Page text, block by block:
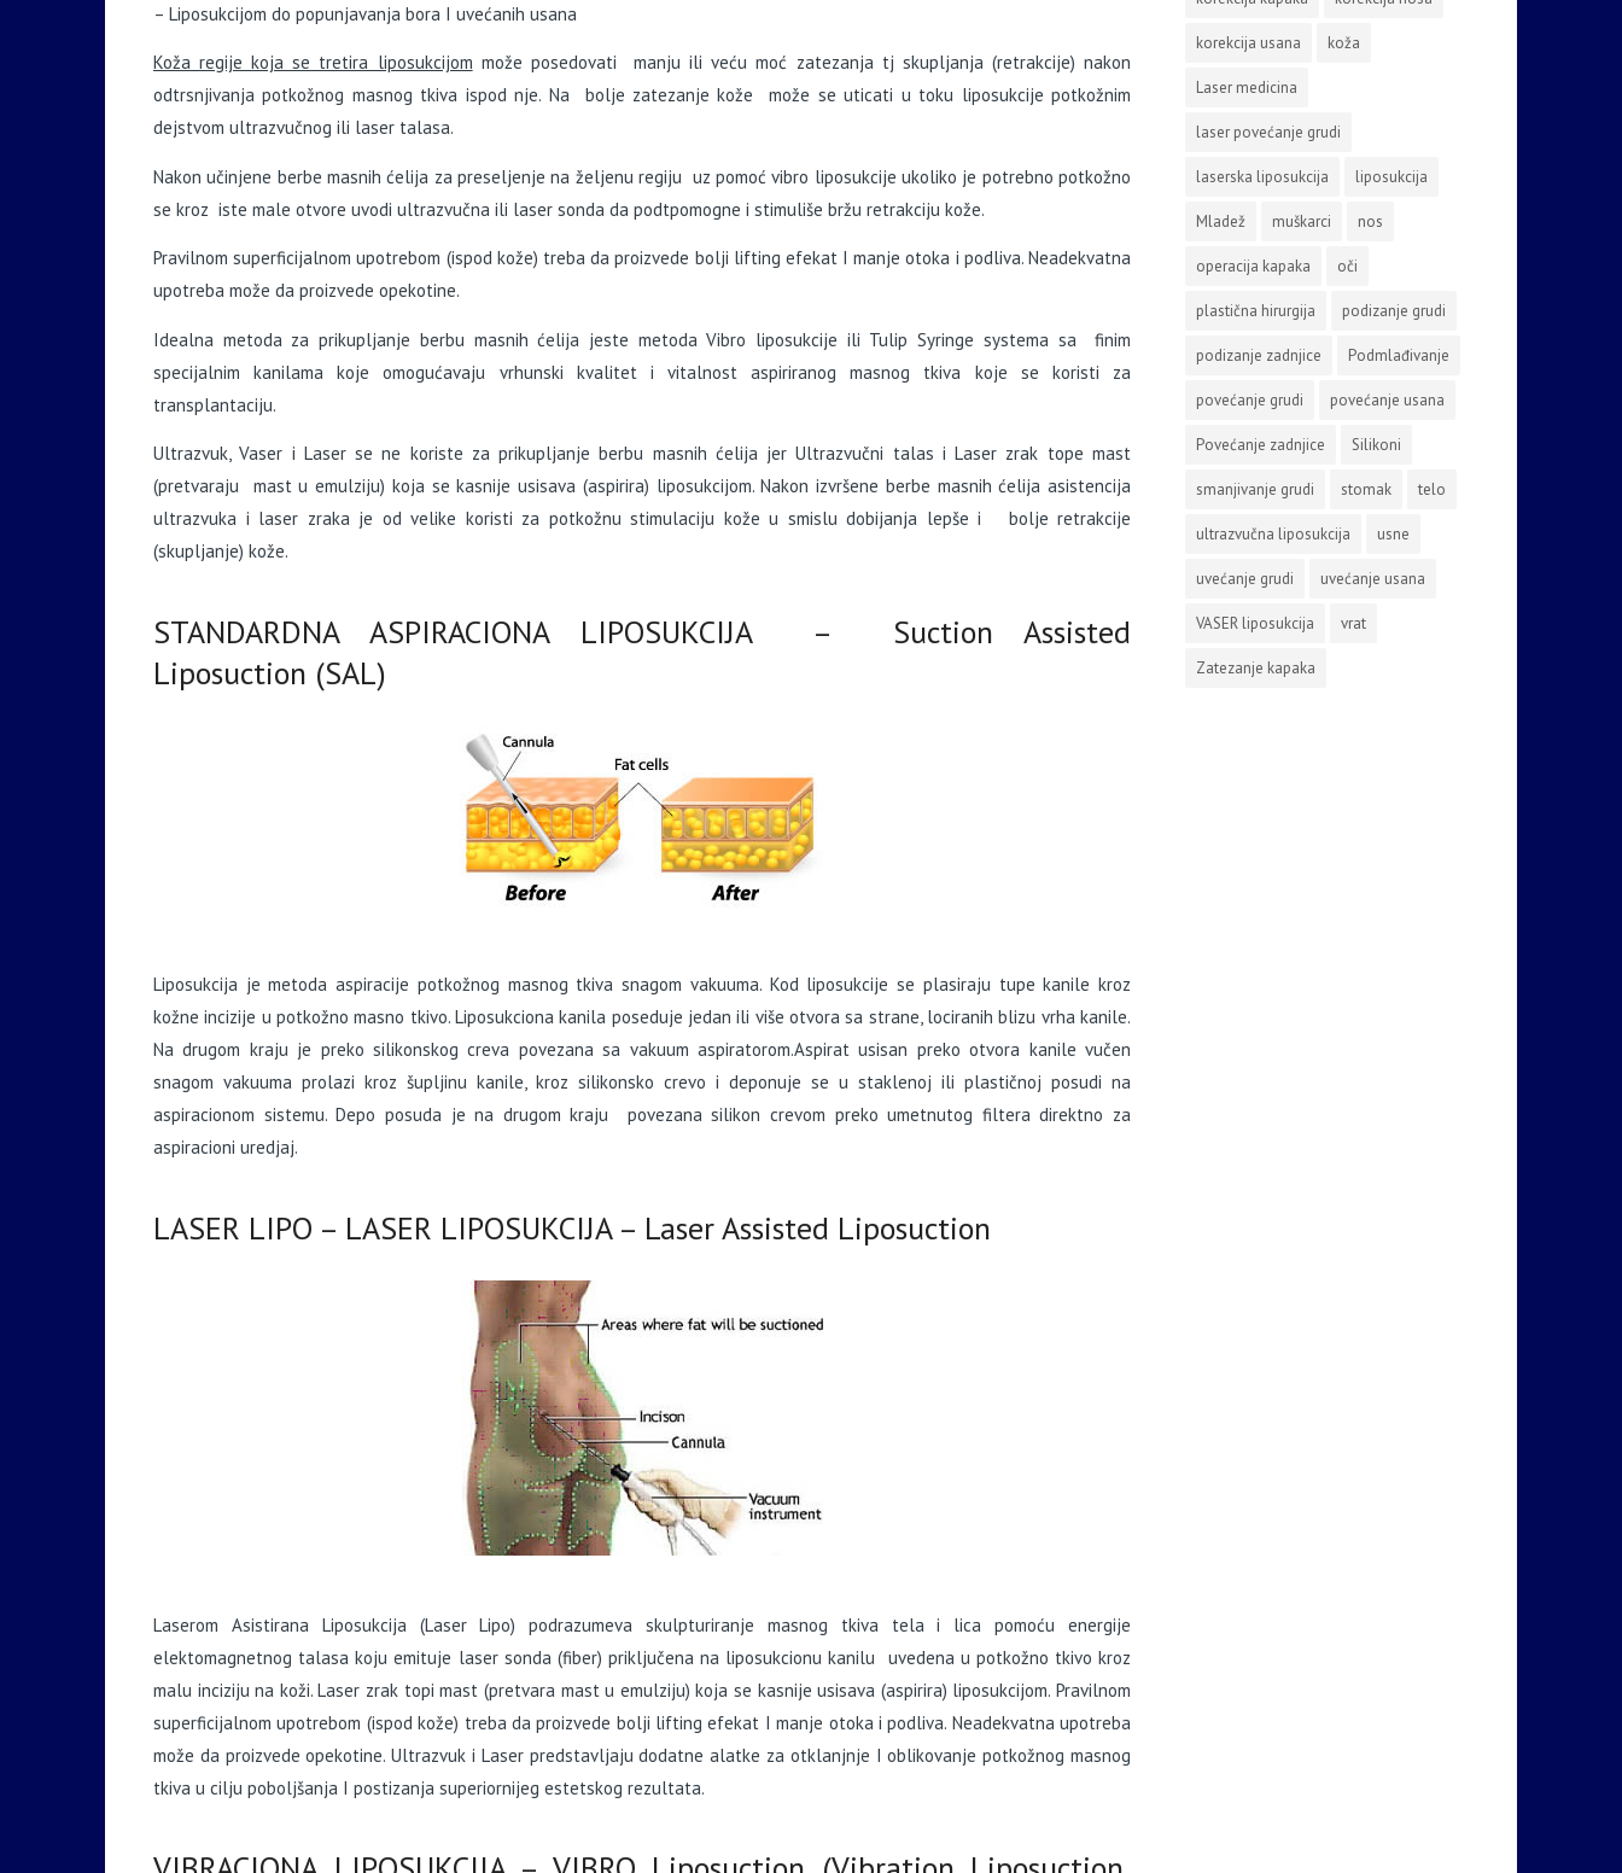
– Liposukcijom do popunjavanja bora I uvećanih usana
Koža regije koja se tretira liposukcijom može posedovati manju ili veću moć zatezanja tj skupljanja (retrakcije) nakon
odtrsnjivanja potkožnog masnog tkiva ispod nje. Na bolje zatezanje kože može se uticati u toku liposukcije potkožnim
dejstvom ultrazvučnog ili laser talasa.
Nakon učinjene berbe masnih ćelija za preseljenje na željenu regiju uz pomoć vibro liposukcije ukoliko je potrebno potkožno
se kroz iste male otvore uvodi ultrazvučna ili laser sonda da podtpomogne i stimuliše bržu retrakciju kože.
Pravilnom superficijalnom upotrebom (ispod kože) treba da proizvede bolji lifting efekat I manje otoka i podliva. Neadekvatna
upotreba može da proizvede opekotine.
Idealna metoda za prikupljanje berbu masnih ćelija jeste metoda Vibro liposukcije ili Tulip Syringe systema sa finim
specijalnim kanilama koje omogućavaju vrhunski kvalitet i vitalnost aspiriranog masnog tkiva koje se koristi za
transplantaciju.
Ultrazvuk, Vaser i Laser se ne koriste za prikupljanje berbu masnih ćelija jer Ultrazvučni talas i Laser zrak tope mast
(pretvaraju mast u emulziju) koja se kasnije usisava (aspirira) liposukcijom. Nakon izvršene berbe masnih ćelija asistencija
ultrazvuka i laser zraka je od velike koristi za potkožnu stimulaciju kože u smislu dobijanja lepše i bolje retrakcije
(skupljanje) kože.
STANDARDNA ASPIRACIONA LIPOSUKCIJA – Suction Assisted
Liposuction (SAL)
Liposukcija je metoda aspiracije potkožnog masnog tkiva snagom vakuuma. Kod liposukcije se plasiraju tupe kanile kroz
kožne incizije u potkožno masno tkivo. Liposukciona kanila poseduje jedan ili više otvora sa strane, lociranih blizu vrha kanile.
Na drugom kraju je preko silikonskog creva povezana sa vakuum aspiratorom.Aspirat usisan preko otvora kanile vučen
snagom vakuuma prolazi kroz šupljinu kanile, kroz silikonsko crevo i deponuje se u staklenoj ili plastičnoj posudi na
aspiracionom sistemu. Depo posuda je na drugom kraju povezana silikon crevom preko umetnutog filtera direktno za
aspiracioni uredjaj.
LASER LIPO – LASER LIPOSUKCIJA – Laser Assisted Liposuction
Laserom Asistirana Liposukcija (Laser Lipo) podrazumeva skulpturiranje masnog tkiva tela i lica pomoću energije
elektomagnetnog talasa koju emituje laser sonda (fiber) priključena na liposukcionu kanilu uvedena u potkožno tkivo kroz
malu inciziju na koži. Laser zrak topi mast (pretvara mast u emulziju) koja se kasnije usisava (aspirira) liposukcijom. Pravilnom
superficijalnom upotrebom (ispod kože) treba da proizvede bolji lifting efekat I manje otoka i podliva. Neadekvatna upotreba
može da proizvede opekotine. Ultrazvuk i Laser predstavljaju dodatne alatke za otklanjnje I oblikovanje potkožnog masnog
tkiva u cilju poboljšanja I postizanja superiornijeg estetskog rezultata.
korekcija usana koža
Laser medicina
laser povećanje grudi
laserska liposukcija liposukcija
Mladež muškarci nos
operacija kapaka oči
plastična hirurgija podizanje grudi
podizanje zadnjice Podmlađivanje
povećanje grudi povećanje usana
Povećanje zadnjice Silikoni
smanjivanje grudi stomak telo
ultrazvučna liposukcija usne
uvećanje grudi uvećanje usana
VASER liposukcija vrat
Zatezanje kapaka